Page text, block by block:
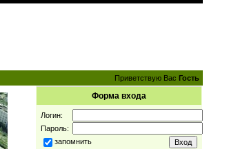
Приветствую Вас Гость
Форма входа
Логин:
Пароль:
запомнить